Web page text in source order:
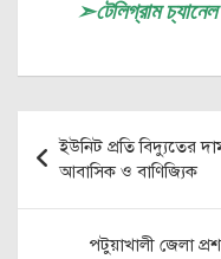
➣টেলিগ্রাম চ্যানেল
Post
navigation
ইউনিট প্রতি বিদ্যুতের
আবাসিক ও বাণিজ্যিক
পটুয়াখালী জেলা